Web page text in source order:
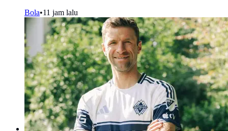
Bola•11 jam lalu